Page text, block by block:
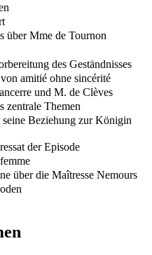
über Mme de Tournon
des Geständnisses
amitié ohne sincérité
und M. de Clèves
zentrale Themen
Beziehung zur Königin
der Episode
über die Maîtresse Nemours